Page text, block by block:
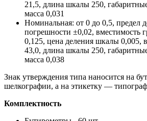
21,5, длина шкалы 250,
масса 0,031
Номинальная: от 0 до 0,5, предел
погрешности ±0,02, вместимость
0,125, цена деления шкалы 0,005,
43,0, длина шкалы 250,
масса 0,038
Знак утверждения типа наносится на
шелкографии, а на этикетку —
Комплектность